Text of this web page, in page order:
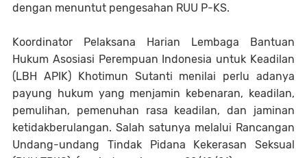
dengan menuntut pengesahan RUU P-KS.
Koordinator Pelaksana Harian Lembaga Bantuan
Hukum Asosiasi Perempuan Indonesia untuk Keadilan
(LBH APIK) Khotimun Sutanti menilai perlu adanya
payung hukum yang menjamin kebenaran, keadilan,
pemulihan, pemenuhan rasa keadilan, dan jaminan
ketidakberulangan. Salah satunya melalui Rancangan
Undang-undang Tindak Pidana Kekerasan Seksual